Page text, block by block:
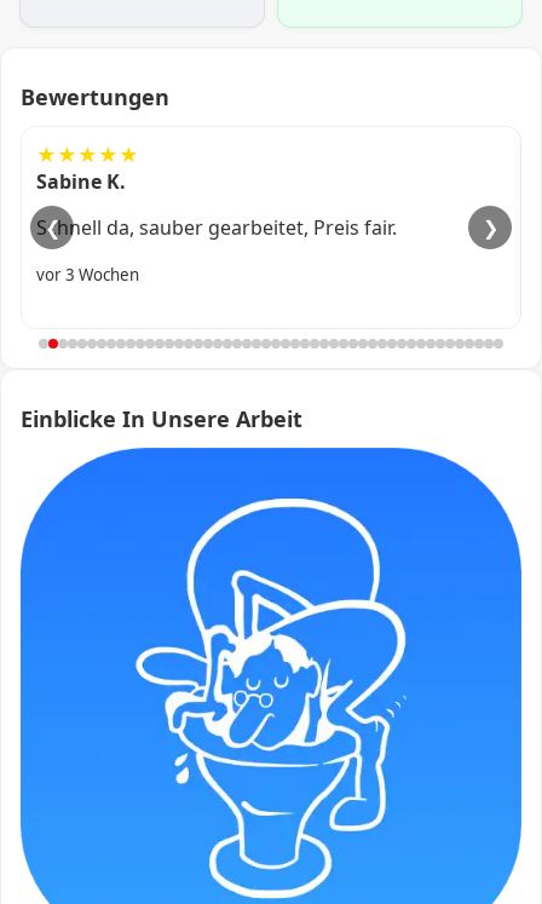
Bewertungen
★★★★★
Ali R.
Kam fix, alles professionell erledigt.
vor 1 Monat
❮ ❯
Einblicke In Unsere Arbeit